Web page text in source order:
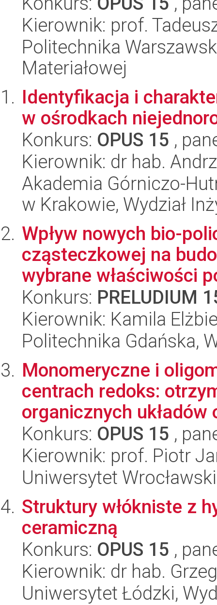
Kierownik: prof.
Politechnika
Materiałowej
Identyfikacja i
w ośrodkach
Konkurs: OPUS 15 ,
Kierownik: dr hab.
Akademia Górniczo-
w Krakowie, Wydział
Wpływ nowych bio-
cząsteczkowej na
wybrane właściwości
Konkurs: PRELUDIUM
Kierownik: Kamila
Politechnika Gdańska,
Monomeryczne i
centrach redoks:
organicznych układów
Konkurs: OPUS 15 ,
Kierownik: prof. Piotr
Uniwersytet
Struktury włókniste z
ceramiczną
Konkurs: OPUS 15 ,
Kierownik: dr hab.
Uniwersytet Łódzki,